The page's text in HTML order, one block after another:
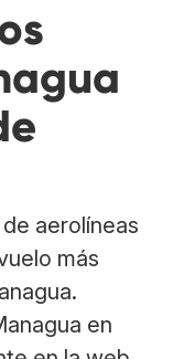
aerolíneas
más
en